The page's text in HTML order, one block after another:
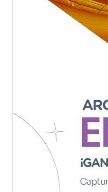
formato inspiradas en
fue revitalizar un
infraestructura vial,
y el acceso al arte en el
En este contexto y a
Fundación
estructura del
de algunos
como herramienta de
puesta en valor del
Fundación Actual en
acercándolo a la vida